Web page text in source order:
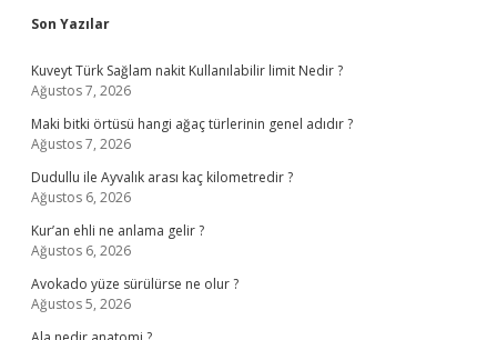
Son Yazılar
Kuveyt Türk Sağlam nakit Kullanılabilir limit Nedir ?
Ağustos 7, 2026
Maki bitki örtüsü hangi ağaç türlerinin genel adıdır ?
Ağustos 7, 2026
Dudullu ile Ayvalık arası kaç kilometredir ?
Ağustos 6, 2026
Kur’an ehli ne anlama gelir ?
Ağustos 6, 2026
Avokado yüze sürülürse ne olur ?
Ağustos 5, 2026